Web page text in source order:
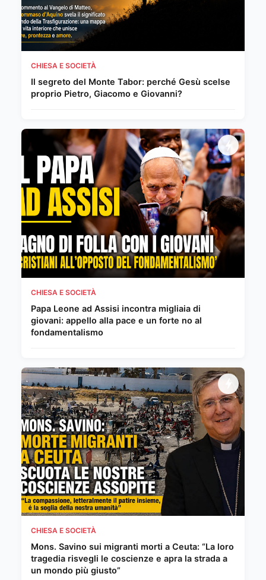
CHIESA E SOCIETÀ
Il segreto del Monte Tabor: perché Gesù scelse
proprio Pietro, Giacomo e Giovanni?
CHIESA E SOCIETÀ
Papa Leone ad Assisi incontra migliaia di
giovani: appello alla pace e un forte no al
fondamentalismo
CHIESA E SOCIETÀ
Mons. Savino sui migranti morti a Ceuta: “La loro
tragedia risvegli le coscienze e apra la strada a
un mondo più giusto”